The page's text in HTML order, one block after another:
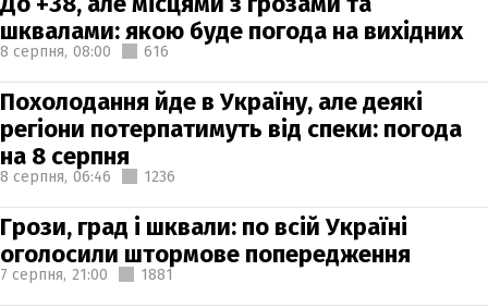
шквалами: якою буде погода на вихідних
8 серпня, 08:00 616
Похолодання йде в Україну, але деякі
регіони потерпатимуть від спеки: погода
на 8 серпня
8 серпня, 06:46 1236
Грози, град і шквали: по всій Україні
оголосили штормове попередження
7 серпня, 21:00 1881